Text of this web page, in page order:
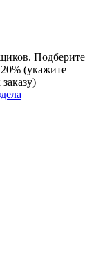
Подберите
(укажите